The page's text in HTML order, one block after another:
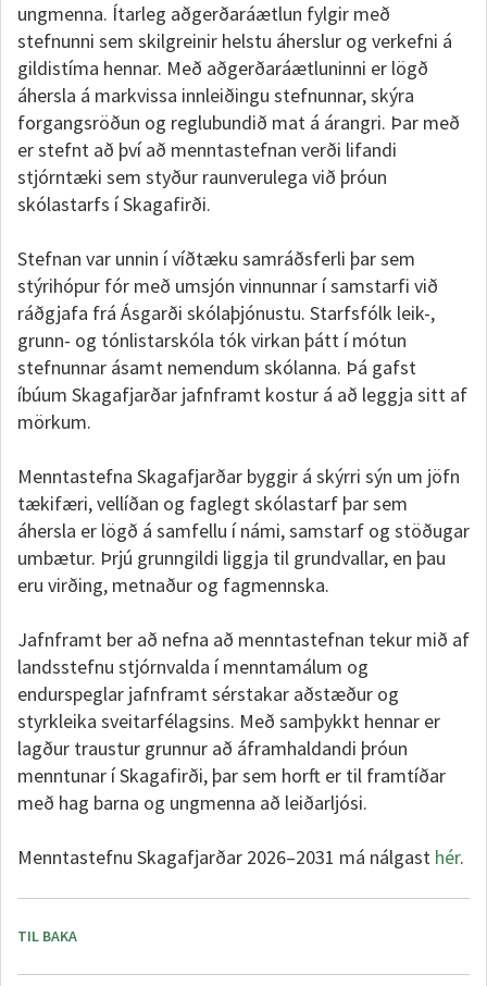
ungmenna. Ítarleg aðgerðaráætlun fylgir með
stefnunni sem skilgreinir helstu áherslur og verkefni á
gildistíma hennar. Með aðgerðaráætluninni er lögð
áhersla á markvissa innleiðingu stefnunnar, skýra
forgangsröðun og reglubundið mat á árangri. Þar með
er stefnt að því að menntastefnan verði lifandi
stjórntæki sem styður raunverulega við þróun
skólastarfs í Skagafirði.
Stefnan var unnin í víðtæku samráðsferli þar sem
stýrihópur fór með umsjón vinnunnar í samstarfi við
ráðgjafa frá Ásgarði skólaþjónustu. Starfsfólk leik-,
grunn- og tónlistarskóla tók virkan þátt í mótun
stefnunnar ásamt nemendum skólanna. Þá gafst
íbúum Skagafjarðar jafnframt kostur á að leggja sitt af
mörkum.
Menntastefna Skagafjarðar byggir á skýrri sýn um jöfn
tækifæri, vellíðan og faglegt skólastarf þar sem
áhersla er lögð á samfellu í námi, samstarf og stöðugar
umbætur. Þrjú grunngildi liggja til grundvallar, en þau
eru virðing, metnaður og fagmennska.
Jafnframt ber að nefna að menntastefnan tekur mið af
landsstefnu stjórnvalda í menntamálum og
endurspeglar jafnframt sérstakar aðstæður og
styrkleika sveitarfélagsins. Með samþykkt hennar er
lagður traustur grunnur að áframhaldandi þróun
menntunar í Skagafirði, þar sem horft er til framtíðar
með hag barna og ungmenna að leiðarljósi.
Menntastefnu Skagafjarðar 2026–2031 má nálgast hér.
TIL BAKA